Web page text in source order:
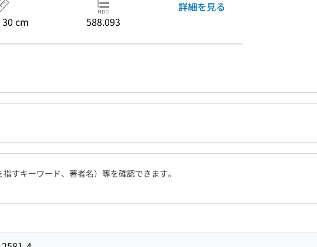
cm 588.093
詳細を見る
すキーワード、著者名）等を確認できます。